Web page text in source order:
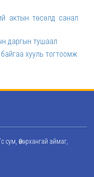
актын төсөлд санал
даргын тушаал
хууль тогтоомж
сум, Өвөрхангай аймаг,